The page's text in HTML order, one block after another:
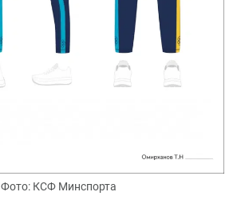
Фото: КСФ Минспорта